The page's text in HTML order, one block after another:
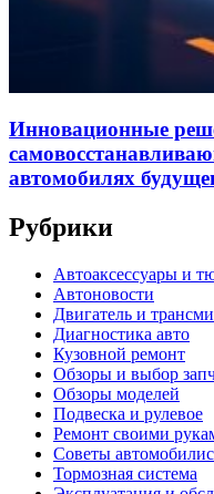
Инновационные
автомобилях
Рубрики
Автоаксессуары и
Автоновости
Двигатель и
Диагностика авто
Кузовной ремонт
Обзоры и выбор
Обзоры моделей
Подвеска и рулевое
Ремонт своими
Советы
Тормозная система